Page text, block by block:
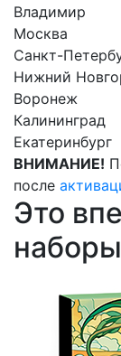
Владимир
Москва
Санкт-
Нижний
Воронеж
Калининград
Екатеринбург
ВНИМАНИЕ!
после
Это
наборы